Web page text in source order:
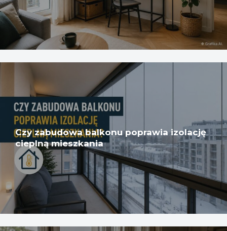
Czy zabudowa balkonu poprawia izolację
cieplną mieszkania